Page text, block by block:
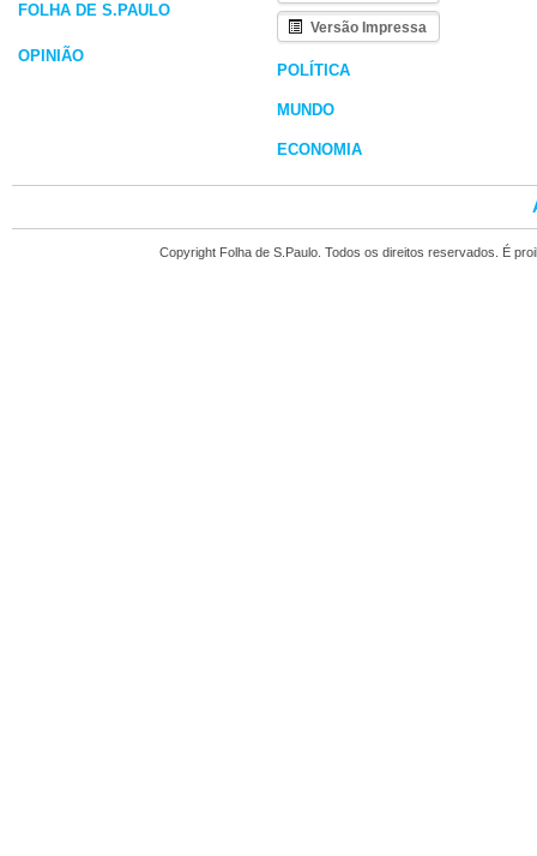
FOLHA DE S.PAULO
OPINIÃO
Versão Impressa
POLÍTICA
MUNDO
ECONOMIA
Copyright Folha de S.Paulo. Todos os direitos reservados. É